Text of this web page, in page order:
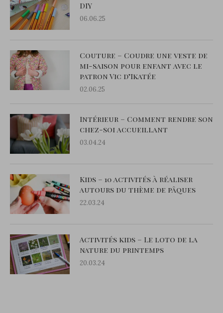
DIY
06.06.25
Couture – Coudre une veste de
mi-saison pour enfant avec le
patron Vic d’Ikatée
02.06.25
Intérieur – Comment rendre son
chez-soi accueillant
03.04.24
Kids – 10 activités à réaliser
autours du thème de pâques
22.03.24
Activités kids – Le loto de la
nature du printemps
20.03.24